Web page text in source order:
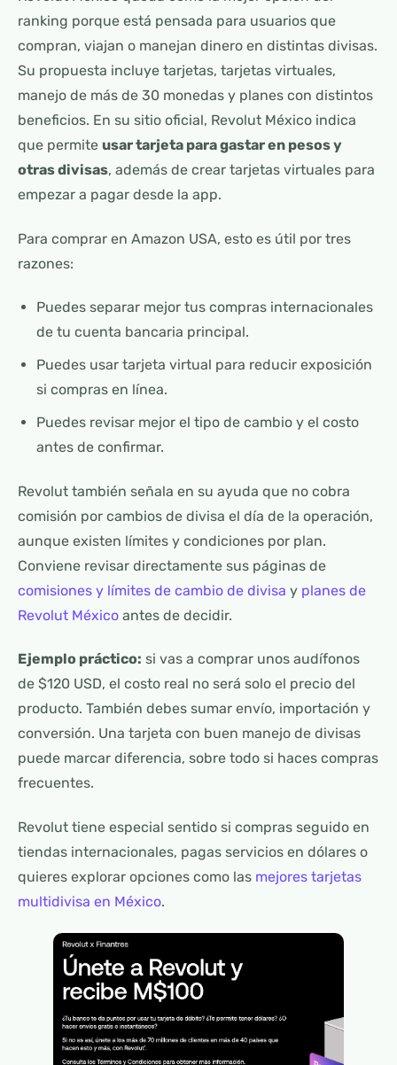
ranking porque está pensada para usuarios que
compran, viajan o manejan dinero en distintas divisas.
Su propuesta incluye tarjetas, tarjetas virtuales,
manejo de más de 30 monedas y planes con distintos
beneficios. En su sitio oficial, Revolut México indica
que permite usar tarjeta para gastar en pesos y
otras divisas, además de crear tarjetas virtuales para
empezar a pagar desde la app.
Para comprar en Amazon USA, esto es útil por tres
razones:
Puedes separar mejor tus compras internacionales
de tu cuenta bancaria principal.
Puedes usar tarjeta virtual para reducir exposición
si compras en línea.
Puedes revisar mejor el tipo de cambio y el costo
antes de confirmar.
Revolut también señala en su ayuda que no cobra
comisión por cambios de divisa el día de la operación,
aunque existen límites y condiciones por plan.
Conviene revisar directamente sus páginas de
comisiones y límites de cambio de divisa y planes de
Revolut México antes de decidir.
Ejemplo práctico: si vas a comprar unos audífonos
de $120 USD, el costo real no será solo el precio del
producto. También debes sumar envío, importación y
conversión. Una tarjeta con buen manejo de divisas
puede marcar diferencia, sobre todo si haces compras
frecuentes.
Revolut tiene especial sentido si compras seguido en
tiendas internacionales, pagas servicios en dólares o
quieres explorar opciones como las mejores tarjetas
multidivisa en México.